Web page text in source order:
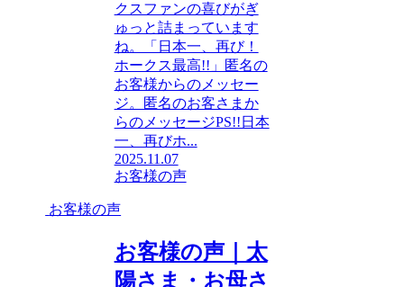
クスファンの喜びがぎ
ゅっと詰まっています
ね。「日本一、再び！
ホークス最高!!」匿名の
お客様からのメッセー
ジ。匿名のお客さまか
らのメッセージPS!!日本
一、再びホ...
2025.11.07
お客様の声
お客様の声
お客様の声｜太
陽さま・お母さ